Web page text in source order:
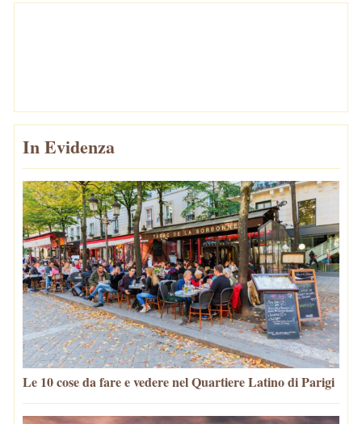
In Evidenza
Le 10 cose da fare e vedere nel Quartiere Latino di Parigi